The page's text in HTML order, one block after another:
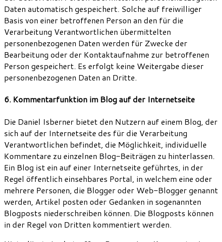
Daten automatisch gespeichert. Solche auf freiwilliger
Basis von einer betroffenen Person an den für die
Verarbeitung Verantwortlichen übermittelten
personenbezogenen Daten werden für Zwecke der
Bearbeitung oder der Kontaktaufnahme zur betroffenen
Person gespeichert. Es erfolgt keine Weitergabe dieser
personenbezogenen Daten an Dritte.
6. Kommentarfunktion im Blog auf der Internetseite
Die Daniel Isberner bietet den Nutzern auf einem Blog, der
sich auf der Internetseite des für die Verarbeitung
Verantwortlichen befindet, die Möglichkeit, individuelle
Kommentare zu einzelnen Blog-Beiträgen zu hinterlassen.
Ein Blog ist ein auf einer Internetseite geführtes, in der
Regel öffentlich einsehbares Portal, in welchem eine oder
mehrere Personen, die Blogger oder Web-Blogger genannt
werden, Artikel posten oder Gedanken in sogenannten
Blogposts niederschreiben können. Die Blogposts können
in der Regel von Dritten kommentiert werden.